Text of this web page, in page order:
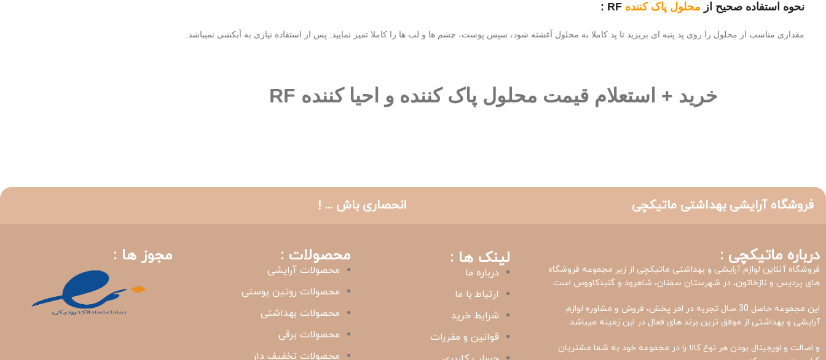
نحوه استفاده صحیح از محلول پاک کننده
مقداری مناسب از محلول را روی پد پنبه ای بریزید تا پد کاملا به محلول آغشته شود، سپس پوست، چشم ها و لب ها را کاملا تمیز نمایید. پس از استفاده نیازی به آبکشی نمیباشد.
خرید + استعلام قیمت محلول پاک کننده و احیا کننده RF
فروشگاه آرایشی بهداشتی ماتیکچی انحصاری باش ... !
درباره ماتیکچی :
فروشگاه آنلاین لوازم آرایشی و بهداشتی ماتیکچی از زیر مجموعه فروشگاه
های پردیس و نازخاتون، در شهرستان سمنان، شاهرود و گنبدکاووس است.
این مجموعه حاصل 30 سال تجربه در امر پخش، فروش و مشاوره لوازم
آرایشی و بهداشتی از موفق ترین برند های فعال در این زمینه میباشد.
و اصالت و اورجینال بودن هر نوع کالا را در مجموعه خود به شما مشتریان
لینک ها :
درباره ما
ارتباط با ما
شرایط خرید
قوانین و مقررات
محصولات :
محصولات آرایشی
محصولات روتین پوستی
محصولات بهداشتی
محصولات برقی
محصولات تخفیف دار
مجوز ها :